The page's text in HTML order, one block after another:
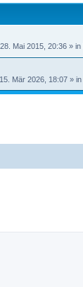
Mai 2015, 20:36 » in
Mär 2026, 18:07 » in